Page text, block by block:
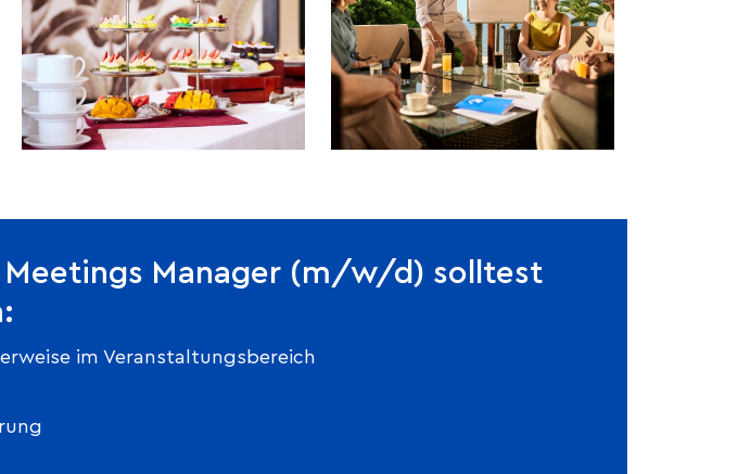
Meetings Manager (m/w/d) solltest
im Veranstaltungsbereich